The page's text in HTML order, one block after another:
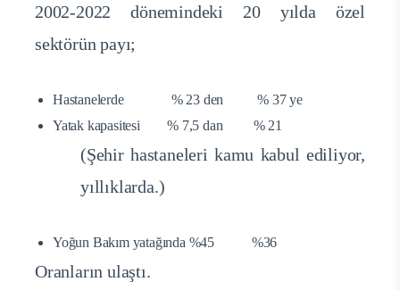
2002-2022 dönemindeki 20 yılda özel
sektörün payı;
Hastanelerde % 23 den % 37 ye
Yatak kapasitesi % 7,5 dan % 21
(Şehir hastaneleri kamu kabul ediliyor,
yıllıklarda.)
Yoğun Bakım yatağında %45 %36
Oranların ulaştı.